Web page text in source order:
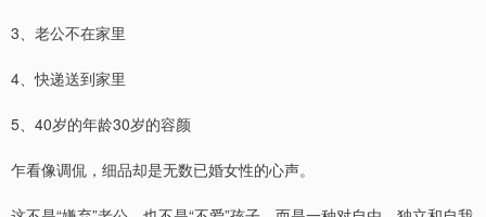
3、老公不在家里
4、快递送到家里
5、40岁的年龄30岁的容颜
乍看像调侃，细品却是无数已婚女性的心声。